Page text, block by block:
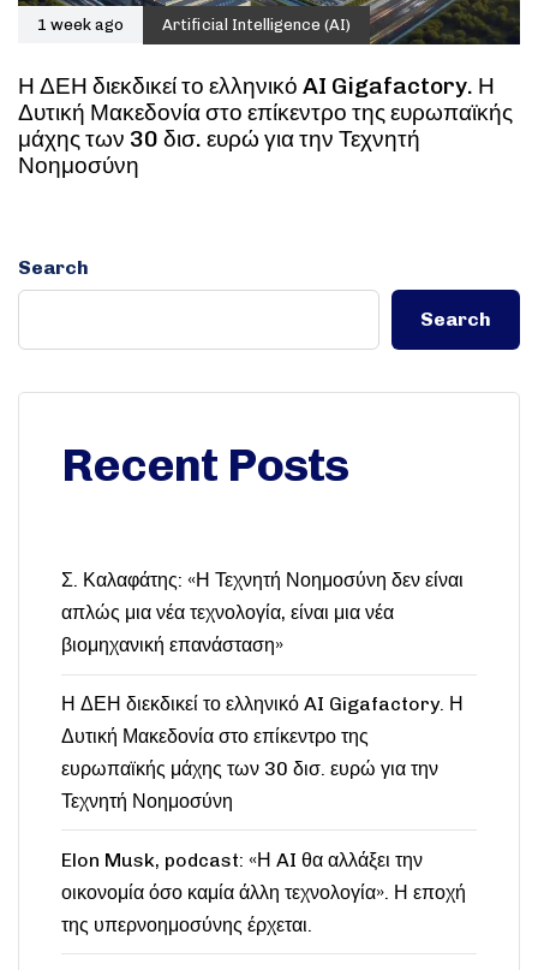
1 week ago Artificial Intelligence (AI)
Η ΔΕΗ διεκδικεί το ελληνικό AI Gigafactory. Η
Δυτική Μακεδονία στο επίκεντρο της ευρωπαϊκής
μάχης των 30 δισ. ευρώ για την Τεχνητή
Νοημοσύνη
Search
Search
Recent Posts
Σ. Καλαφάτης: «Η Τεχνητή Νοημοσύνη δεν είναι
απλώς μια νέα τεχνολογία, είναι μια νέα
βιομηχανική επανάσταση»
Η ΔΕΗ διεκδικεί το ελληνικό AI Gigafactory. Η
Δυτική Μακεδονία στο επίκεντρο της
ευρωπαϊκής μάχης των 30 δισ. ευρώ για την
Τεχνητή Νοημοσύνη
Elon Musk, podcast: «Η AI θα αλλάξει την
οικονομία όσο καμία άλλη τεχνολογία». Η εποχή
της υπερνοημοσύνης έρχεται.